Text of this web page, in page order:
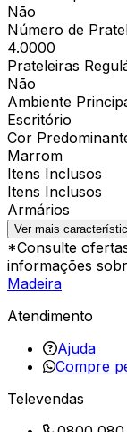
Não
Número de
4.0000
Prateleiras
Não
Ambiente
Escritório
Cor
Marrom
Itens Inclusos
Itens Inclusos
Armários
Ver mais
*Consulte
informações
Madeira
Atendimento
Ajuda
Compre
Televendas